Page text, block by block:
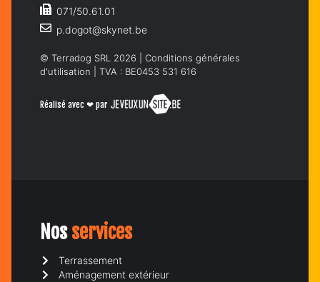
071/50.61.01
p.dogot@skynet.be
© Terradog SRL 2026 | Conditions générales
d'utilisation | TVA : BE0453 531 616
Réalisé avec ❤ par
Nosservices
Terrassement
Aménagement extérieur